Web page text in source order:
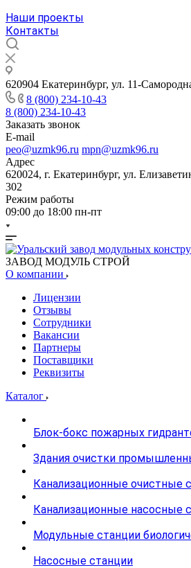
Наши проекты
Контакты
620904 Екатеринбург, ул. 11-
8 (800) 234-10-43
8 (800) 234-10-43
Заказать звонок
E-mail
peo@uzmk96.ru mpn@uzmk96.ru
Адрес
620024, г. Екатеринбург, ул.
302
Режим работы
09:00 до 18:00 пн-пт
ЗАВОД МОДУЛЬ СТРОЙ
О компании
Лицензии
Отзывы
Сотрудники
Вакансии
Партнеры
Поставщики
Реквизиты
Каталог
Блок-бокс пожарных
Здания очистки
Канализационные очистные
Канализационные насосные
Модульные станции
Насосные станции